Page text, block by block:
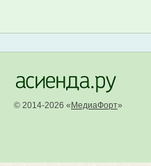
© 2014-2026 « МедиаФорт»